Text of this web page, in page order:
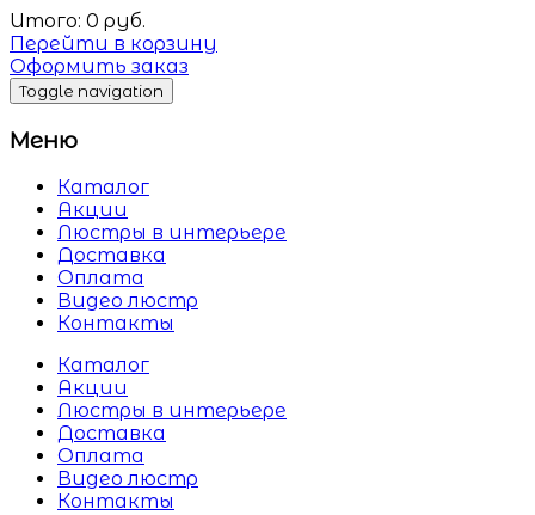
Итого: 0 руб.
Перейти в корзину
Оформить заказ
Toggle navigation
Меню
Каталог
Акции
Люстры в интерьере
Доставка
Оплата
Видео люстр
Контакты
Каталог
Акции
Люстры в интерьере
Доставка
Оплата
Видео люстр
Контакты